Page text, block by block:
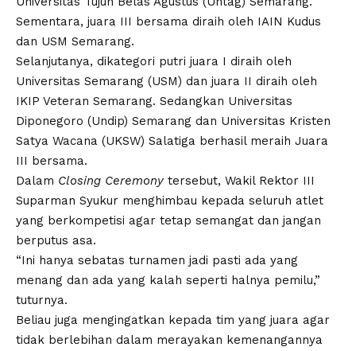
Sementara, juara III bersama diraih oleh IAIN Kudus
dan USM Semarang.
Selanjutanya, dikategori putri juara I diraih oleh
Universitas Semarang (USM) dan juara II diraih oleh
IKIP Veteran Semarang. Sedangkan Universitas
Diponegoro (Undip) Semarang dan Universitas Kristen
Satya Wacana (UKSW) Salatiga berhasil meraih Juara
III bersama.
Dalam Closing Ceremony tersebut, Wakil Rektor III
Suparman Syukur menghimbau kepada seluruh atlet
yang berkompetisi agar tetap semangat dan jangan
berputus asa.
“Ini hanya sebatas turnamen jadi pasti ada yang
menang dan ada yang kalah seperti halnya pemilu,”
tuturnya.
Beliau juga mengingatkan kepada tim yang juara agar
tidak berlebihan dalam merayakan kemenangannya